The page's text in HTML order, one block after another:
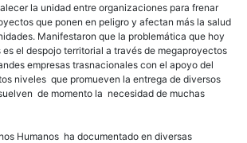
la unidad entre organizaciones para frenar
que ponen en peligro y afectan más la salud
Manifestaron que la problemática que hoy
el despojo territorial a través de megaproyectos
empresas trasnacionales con el apoyo del
niveles que promueven la entrega de diversos
de momento la necesidad de muchas
Humanos ha documentado en diversas